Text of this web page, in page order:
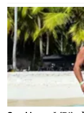
ADI